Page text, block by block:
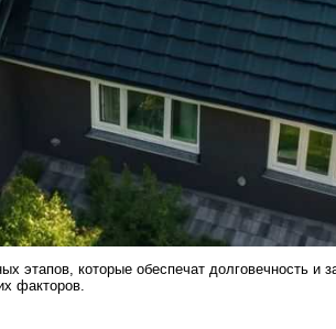
этапов, которые обеспечат долговечность
факторов.